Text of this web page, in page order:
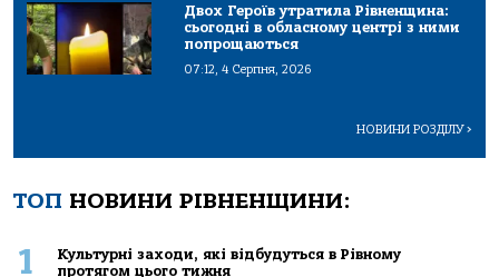
Двох Героїв утратила Рівненщина:
сьогодні в обласному центрі з ними
попрощаються
07:12, 4 Серпня, 2026
НОВИНИ РОЗДІЛУ>
ТОП НОВИНИ РІВНЕНЩИНИ:
1
Культурні заходи, які відбудуться в Рівному
протягом цього тижня